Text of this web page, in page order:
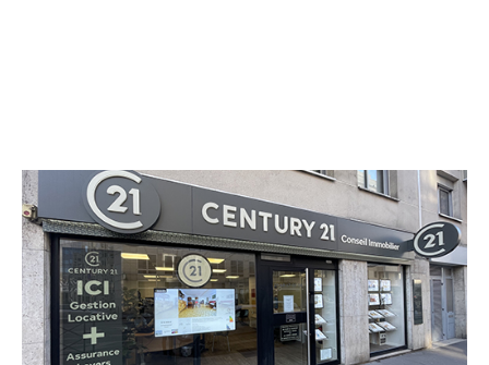
CENTURY 21 Conseil Immobilier
22 rue de l'Abreuvoir
COURBEVOIE - 92400
Envoyer un message